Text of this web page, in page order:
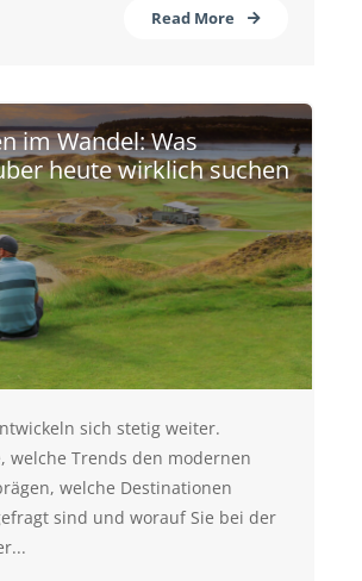
Read More
im Wandel: Was
heute wirklich suchen
sich stetig weiter.
welche Trends den modernen
welche Destinationen
sind und worauf Sie bei der